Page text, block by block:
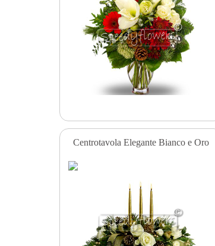
Centrotavola Elegante Bianco e Oro